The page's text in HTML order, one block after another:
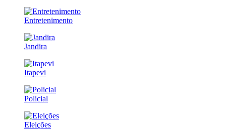
Entretenimento
Jandira
Itapevi
Policial
Eleições